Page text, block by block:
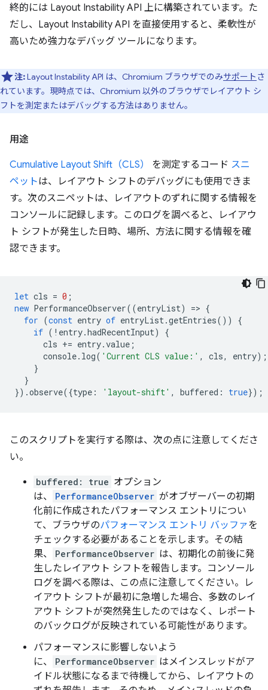
終的には Layout Instability API 上に構築されています。た
だし、Layout Instability API を直接使用すると、柔軟性が
高いため強力なデバッグ ツールになります。
注:Layout Instability API は、Chromium ブラウザでのみサポート さ
れています。現時点では、Chromium 以外のブラウザでレイアウト シ
フトを測定またはデバッグする方法はありません。
用途
Cumulative Layout Shift（CLS） を測定するコード スニ
ペットは、レイアウト シフトのデバッグにも使用できま
す。次のスニペットは、レイアウトのずれに関する情報を
コンソールに記録します。このログを調べると、レイアウ
ト シフトが発生した日時、場所、方法に関する情報を確
認できます。
let cls = 0 ;
new PerformanceObserver((entryList) => {
for (const entry of entryList.getEntries())
{
if ( ! entry.hadRecentInput)
{
cls += entry.value ;
console. log( 'Current CLS value:' , cls, entry);
}
}
}).observe({type : 'layout-shift' , buffered : true});
このスクリプトを実行する際は、次の点に注意してくださ
い。
buffered: true オプション
は、
PerformanceObserver がオブザーバーの初期
化前に作成されたパフォーマンス エントリについ
て、ブラウザのパフォーマンス エントリ バッファを
チェックする必要があることを示します。その結
果、
PerformanceObserver は、初期化の前後に発
生したレイアウト シフトを報告します。コンソール
ログを調べる際は、この点に注意してください。レ
イアウト シフトが最初に急増した場合、多数のレイ
アウト シフトが突然発生したのではなく、レポート
のバックログが反映されている可能性があります。
パフォーマンスに影響しないよう
に、
PerformanceObserver はメインスレッドがア
イドル状態になるまで待機してから、レイアウトの